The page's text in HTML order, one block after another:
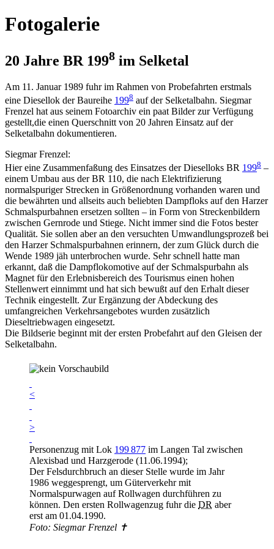
Fotogalerie
20 Jahre BR 1998 im Selketal
Am 11. Januar 1989 fuhr im Rahmen von Probefahrten erstmals
eine Diesellok der Baureihe 1998 auf der Selketalbahn. Siegmar
Frenzel hat aus seinem Fotoarchiv ein paat Bilder zur Verfügung
gestellt,die einen Querschnitt von 20 Jahren Einsatz auf der
Selketalbahn dokumentieren.
Siegmar Frenzel:
Hier eine Zusammenfaßung des Einsatzes der Dieselloks BR 1998 –
einem Umbau aus der BR 110, die nach Elektrifizierung
normalspuriger Strecken in Größenordnung vorhanden waren und
die bewährten und allseits auch beliebten Dampfloks auf den Harzer
Schmalspurbahnen ersetzen sollten – in Form von Streckenbildern
zwischen Gernrode und Stiege. Nicht immer sind die Fotos bester
Qualität. Sie sollen aber an den versuchten Umwandlungsprozeß bei
den Harzer Schmalspurbahnen erinnern, der zum Glück durch die
Wende 1989 jäh unterbrochen wurde. Sehr schnell hatte man
erkannt, daß die Dampflokomotive auf der Schmalspurbahn als
Magnet für den Erlebnisbereich des Tourismus einen hohen
Stellenwert einnimmt und hat sich bewußt auf den Erhalt dieser
Technik eingestellt. Zur Ergänzung der Abdeckung des
umfangreichen Verkehrsangebotes wurden zusätzlich
Dieseltriebwagen eingesetzt.
Die Bildserie beginnt mit der ersten Probefahrt auf den Gleisen der
Selketalbahn.
<
>
Personenzug mit Lok 199 877 im Langen Tal zwischen
Alexisbad und Harzgerode (11.06.1994);
Der Felsdurchbruch an dieser Stelle wurde im Jahr
1986 weggesprengt, um Güterverkehr mit
Normalspurwagen auf Rollwagen durchführen zu
können. Den ersten Rollwagenzug fuhr die DR aber
erst am 01.04.1990.
Foto: Siegmar Frenzel ✝